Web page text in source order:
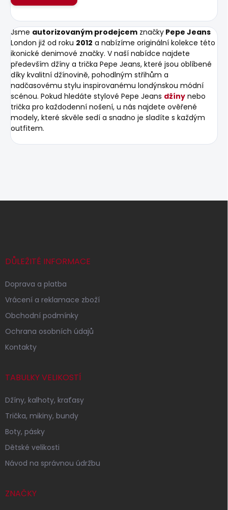
Jsme autorizovaným prodejcem značky Pepe Jeans
London již od roku 2012 a nabízíme originální kolekce této
ikonické denimové značky. V naší nabídce najdete
především džíny a trička Pepe Jeans, které jsou oblíbené
díky kvalitní džínovině, pohodlným střihům a
nadčasovému stylu inspirovanému londýnskou módní
scénou. Pokud hledáte stylové Pepe Jeans džíny nebo
trička pro každodenní nošení, u nás najdete ověřené
modely, které skvěle sedí a snadno je sladíte s každým
outfitem.
Z
DŮLEŽITÉ INFORMACE
Doprava a platba
Vrácení a reklamace zboží
Obchodní podmínky
Ochrana osobních údajů
Kontakty
TABULKY VELIKOSTÍ
Džíny, kalhoty, kraťasy
Trička, mikiny, bundy
Boty, pásky
Dětské velikosti
Návod na správnou údržbu
ZNAČKY